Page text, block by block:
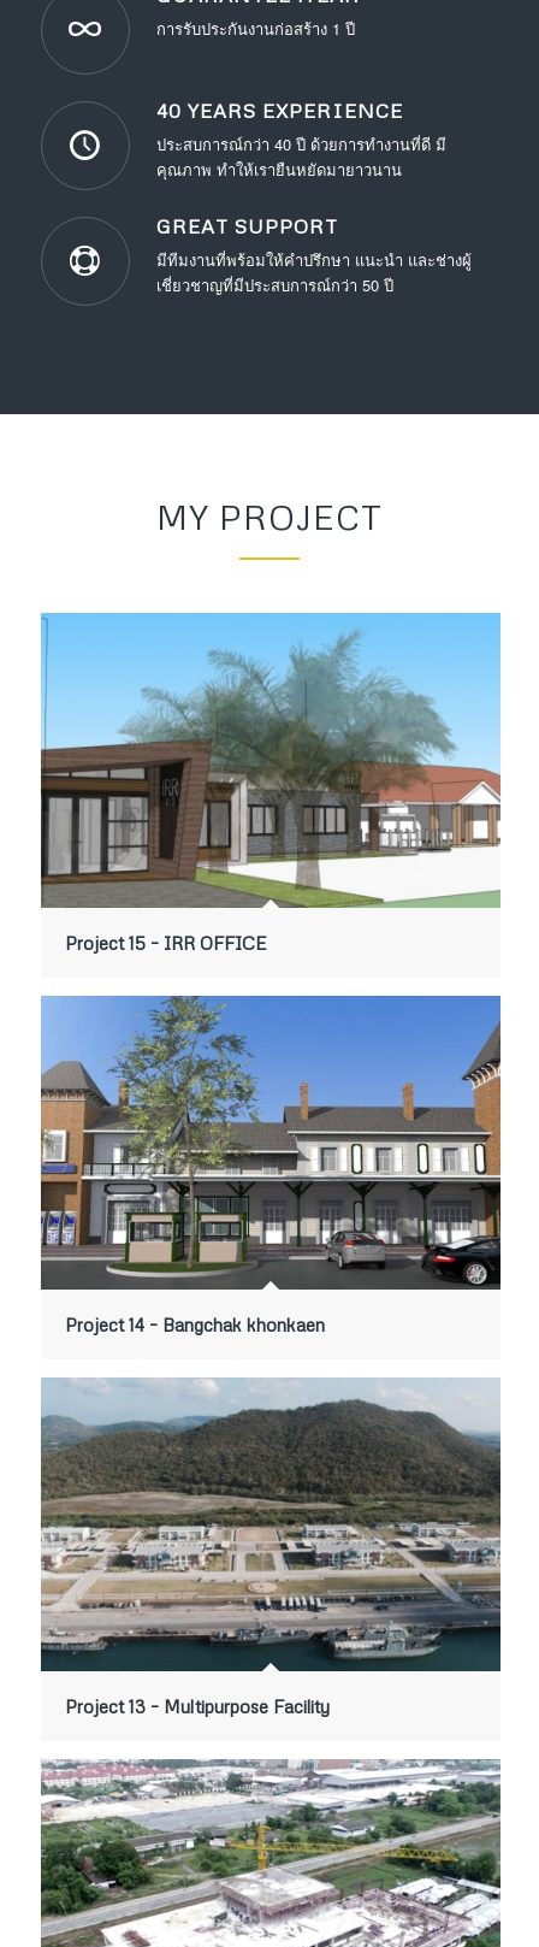
การรับประกันงานก่อสร้าง 1 ปี
40 YEARS EXPERIENCE
ประสบการณ์กว่า 40 ปี ด้วยการทำงานที่ดี มี
คุณภาพ ทำให้เรายืนหยัดมายาวนาน
GREAT SUPPORT
มีทีมงานที่พร้อมให้คำปรึกษา แนะนำ และช่างผู้
เชี่ยวชาญที่มีประสบการณ์กว่า 50 ปี
MY PROJECT
Project 15 – IRR OFFICE
Project 14 – Bangchak khonkaen
Project 13 – Multipurpose Facility